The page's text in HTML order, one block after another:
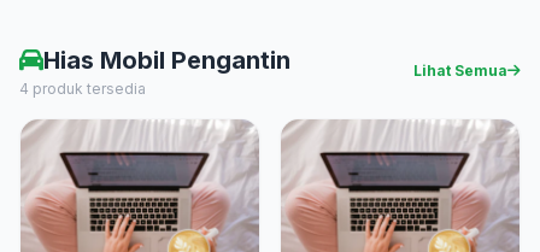
Hias Mobil Pengantin
4 produk tersedia
Lihat Semua